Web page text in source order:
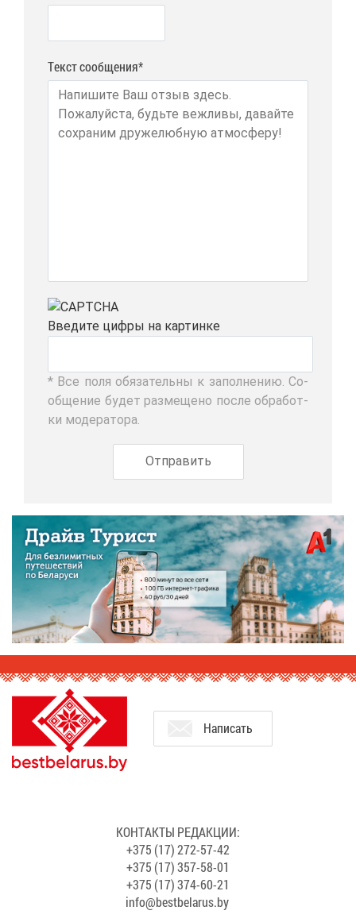
Текст сообщения*
Вве­ди­те циф­ры на кар­тин­ке
* Все по­ля обя­за­тель­ны к за­пол­не­нию. Со­
об­ще­ние бу­дет раз­ме­ще­но по­сле об­ра­бот­
ки мо­де­ра­то­ра.
На­пи­сать
КОН­ТАК­ТЫ РЕ­ДАК­ЦИИ:
+375 (17) 272-57-42
+375 (17) 357-58-01
+375 (17) 374-60-21
info@​bes​tbel​arus.​by